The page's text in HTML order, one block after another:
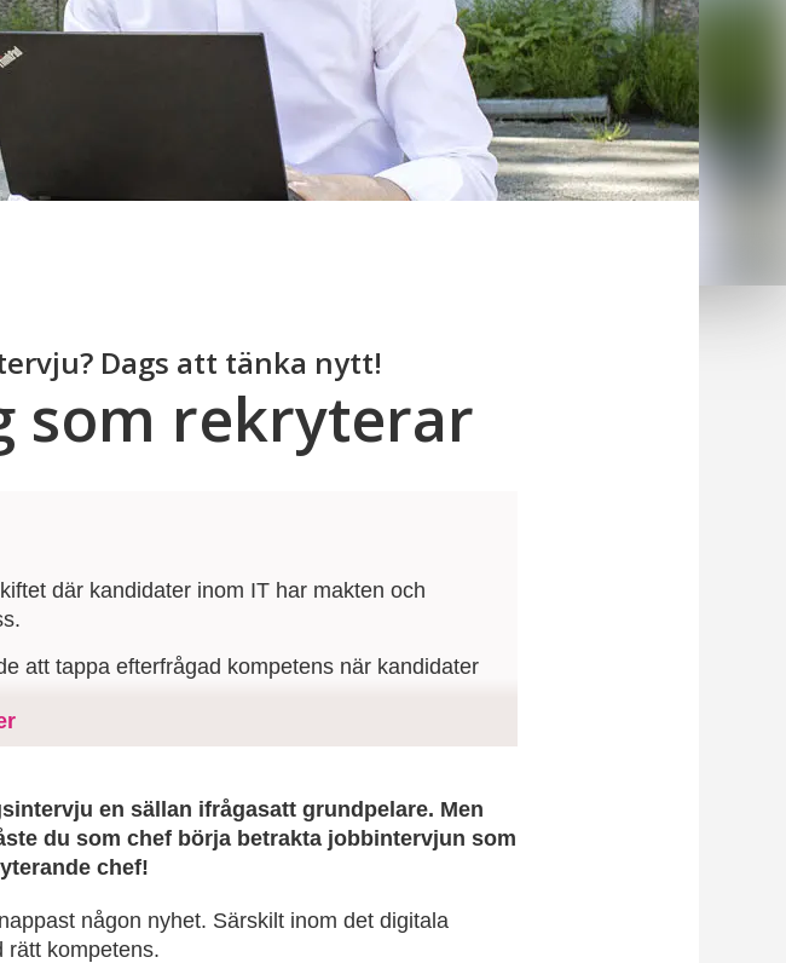
Dags att tänka nytt!
som rekryterar
där kandidater inom IT har makten och
att tappa efterfrågad kompetens när kandidater
på kandidatens behov och skapa en
en sällan ifrågasatt grundpelare. Men
du som chef börja betrakta jobbintervjun som
chef!
någon nyhet. Särskilt inom det digitala
rätt kompetens.